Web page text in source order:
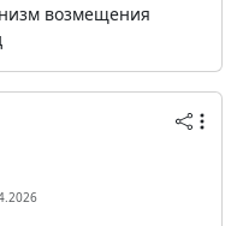
возмещения